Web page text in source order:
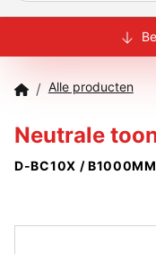
/ Alle producten
Neutrale
D-BC10X /